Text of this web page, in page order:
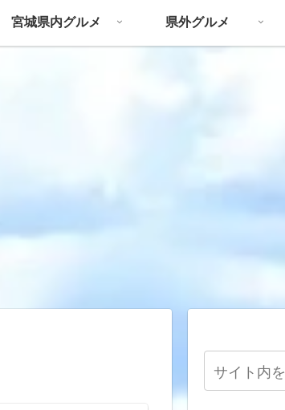
宮城県内グルメ 県外グルメ